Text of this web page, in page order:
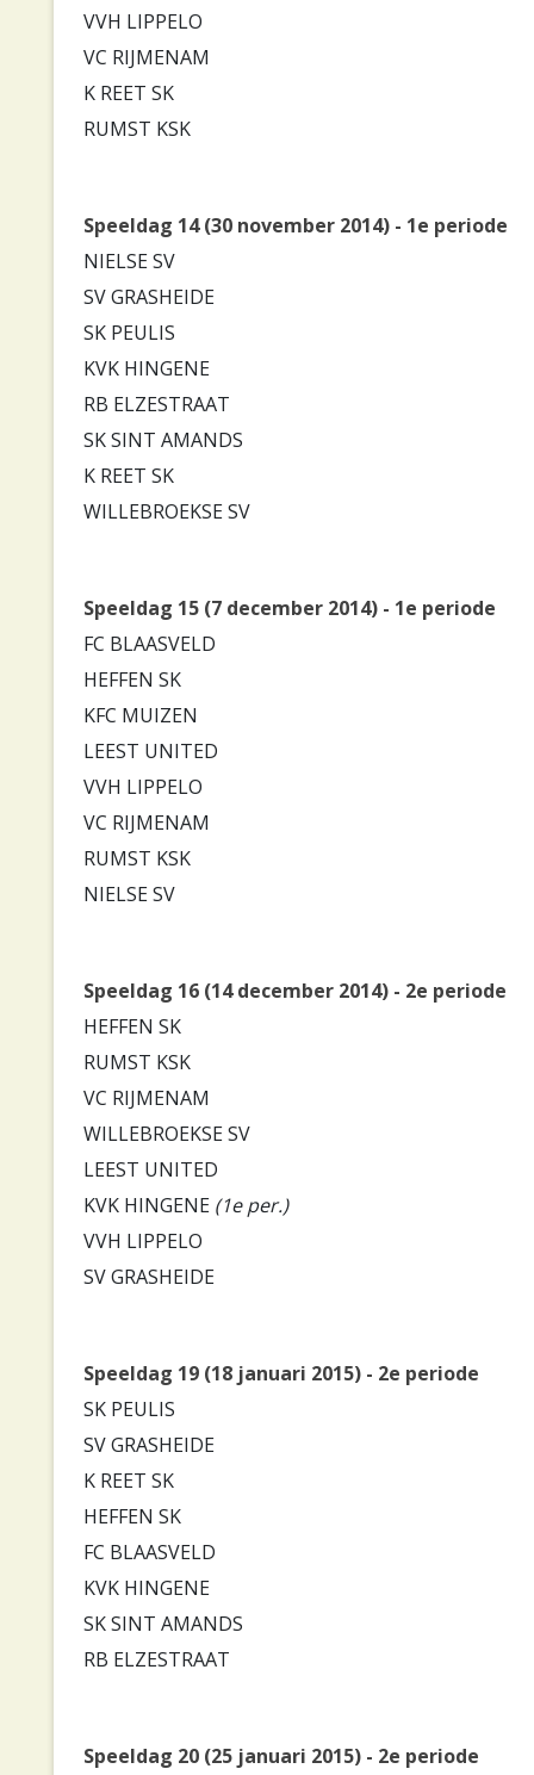
VVH LIPPELO
VC RIJMENAM
K REET SK
RUMST KSK
Speeldag 14 (30 november 2014) - 1e periode
NIELSE SV
SV GRASHEIDE
SK PEULIS
KVK HINGENE
RB ELZESTRAAT
SK SINT AMANDS
K REET SK
WILLEBROEKSE SV
Speeldag 15 (7 december 2014) - 1e periode
FC BLAASVELD
HEFFEN SK
KFC MUIZEN
LEEST UNITED
VVH LIPPELO
VC RIJMENAM
RUMST KSK
NIELSE SV
Speeldag 16 (14 december 2014) - 2e periode
HEFFEN SK
RUMST KSK
VC RIJMENAM
WILLEBROEKSE SV
LEEST UNITED
KVK HINGENE (1e per.)
VVH LIPPELO
SV GRASHEIDE
Speeldag 19 (18 januari 2015) - 2e periode
SK PEULIS
SV GRASHEIDE
K REET SK
HEFFEN SK
FC BLAASVELD
KVK HINGENE
SK SINT AMANDS
RB ELZESTRAAT
Speeldag 20 (25 januari 2015) - 2e periode